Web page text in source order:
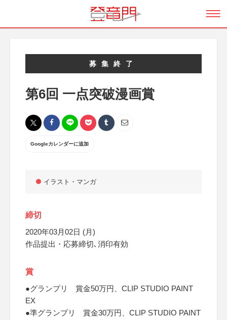
募集終了
第6回 一点突破漫画賞
Googleカレンダーに追加
イラスト・マンガ
締切
2020年03月02日 (月)
作品提出・応募締切､消印有効
賞
●グランプリ 賞金50万円、CLIP STUDIO PAINT
EX
●準グランプリ 賞金30万円、CLIP STUDIO PAINT